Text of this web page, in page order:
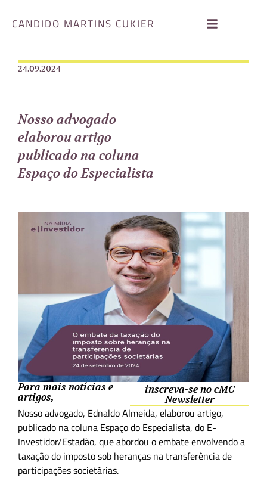
CANDIDO MARTINS CUKIER
24.09.2024
Nosso advogado
elaborou artigo
publicado na coluna
Espaço do Especialista
Para mais notícias e
artigos,
inscreva-se no cMC
Newsletter
Nosso advogado, Ednaldo Almeida, elaborou artigo,
publicado na coluna Espaço do Especialista, do E-
Investidor/Estadão, que abordou o embate envolvendo a
taxação do imposto sob heranças na transferência de
participações societárias.